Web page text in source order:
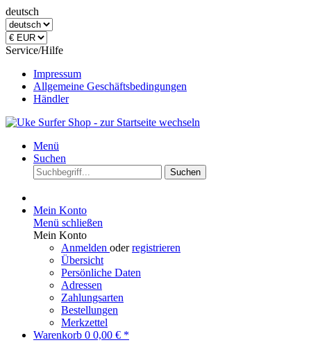
deutsch
Service/Hilfe
Impressum
Allgemeine Geschäftsbedingungen
Händler
Menü
Suchen
Suchen
Mein Konto
Menü schließen
Mein Konto
Anmelden oderregistrieren
Übersicht
Persönliche Daten
Adressen
Zahlungsarten
Bestellungen
Merkzettel
Warenkorb 0 0,00 € *